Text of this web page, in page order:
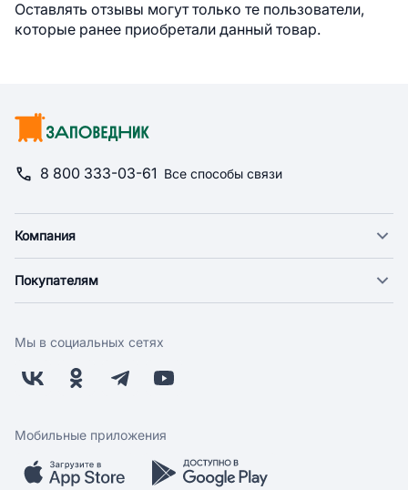
Оставлять отзывы могут только те пользователи,
которые ранее приобретали данный товар.
8 800 333-03-61 Все способы связи
Компания
Новости
Поставщикам
Заводчикам
Обратная связь
Покупателям
Оплата
Бонусная программа
Скидки и акции
Мобильное приложение
Мы в социальных сетях
Мобильные приложения